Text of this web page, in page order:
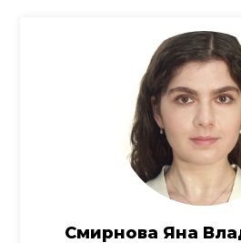
Смирнова Яна